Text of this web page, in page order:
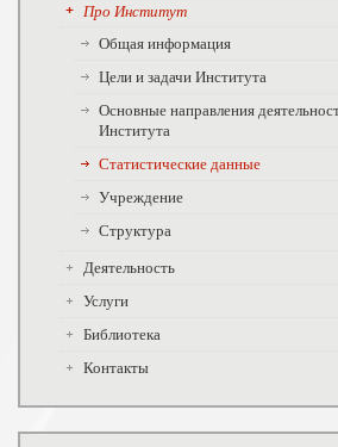
Про Институт
Общая информация
Цели и задачи Института
Основные направления
Института
Статистические данные
Учреждение
Структура
Деятельность
Услуги
Библиотека
Контакты